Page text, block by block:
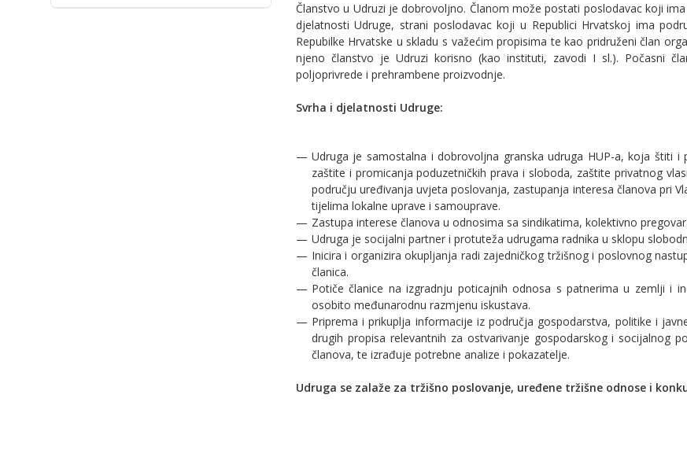
Članstvo u Udruzi je dobrovoljno. Članom može postati poslodavac koji
djelatnosti Udruge, strani poslodavac koji u Republici Hrvatskoj ima
Repubilke Hrvatske u skladu s važećim propisima te kao pridruženi član
njeno članstvo je Udruzi korisno (kao instituti, zavodi I sl.). Počasni
poljoprivrede i prehrambene proizvodnje.
Svrha i djelatnosti Udruge:
Udruga je samostalna i dobrovoljna granska udruga HUP-a, koja štiti
zaštite i promicanja poduzetničkih prava i sloboda, zaštite privatnog
području uređivanja uvjeta poslovanja, zastupanja interesa članova pri
tijelima lokalne uprave i samouprave.
Zastupa interese članova u odnosima sa sindikatima, kolektivno
Udruga je socijalni partner i protuteža udrugama radnika u sklopu
Inicira i organizira okupljanja radi zajedničkog tržišnog i poslovnog
članica.
Potiče članice na izgradnju poticajnih odnosa s patnerima u zemlji i
osobito međunarodnu razmjenu iskustava.
Priprema i prikuplja informacije iz područja gospodarstva, politike i
drugih propisa relevantnih za ostvarivanje gospodarskog i socijalnog
članova, te izrađuje potrebne analize i pokazatelje.
Udruga se zalaže za tržišno poslovanje, uređene tržišne odnose i